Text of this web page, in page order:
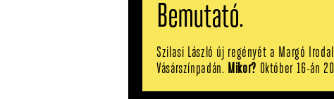
Bemutató.
Szilasi László új regényét a Margó
Vásárszínpadán. Mikor? Október 16-án